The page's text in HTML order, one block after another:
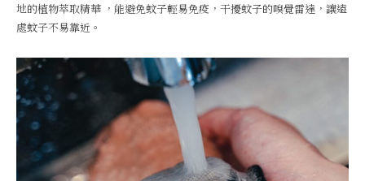
地的植物萃取精華 ，能避免蚊子輕易免疫，干擾蚊子的嗅覺雷達，讓遠
處蚊子不易靠近。